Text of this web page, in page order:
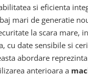
si eficienta
mari de generatie
la scara mare,
cu date sensibile si
abordare
anterioara a